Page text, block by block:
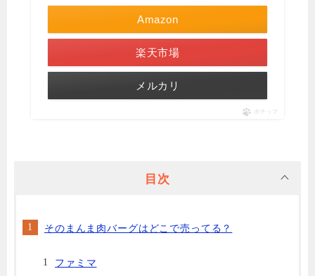
Amazon
楽天市場
メルカリ
ポチップ
目次
そのまんま肉バーグはどこで売ってる？
ファミマ